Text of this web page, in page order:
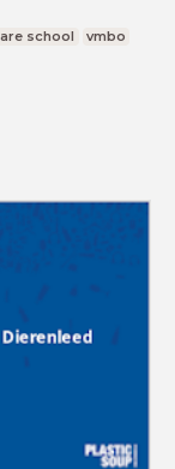
school
vmbo